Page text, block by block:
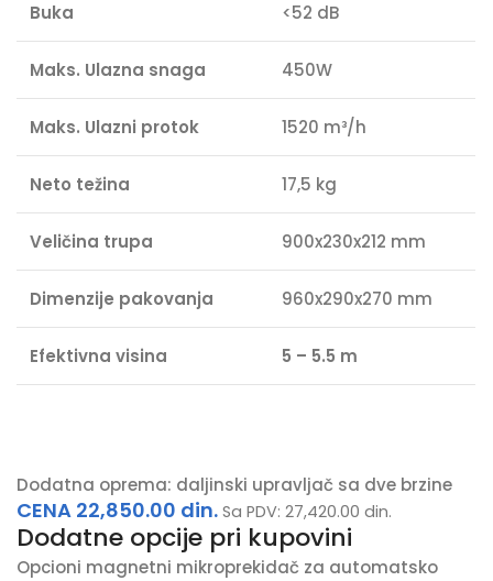
Buka <52 dB
Maks. Ulazna snaga 450W
Maks. Ulazni protok 1520 m³/h
Neto težina 17,5 kg
Veličina trupa 900x230x212 mm
Dimenzije pakovanja 960x290x270 mm
Efektivna visina 5 – 5.5 m
Dodatna oprema: daljinski upravljač sa dve brzine
CENA 22,850.00 din. Sa PDV: 27,420.00 din.
Dodatne opcije pri kupovini
Opcioni magnetni mikroprekidač za automatsko